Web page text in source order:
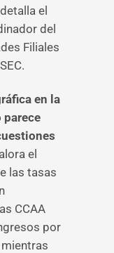
el
del
Filiales
en la
el
las tasas
CCAA
por